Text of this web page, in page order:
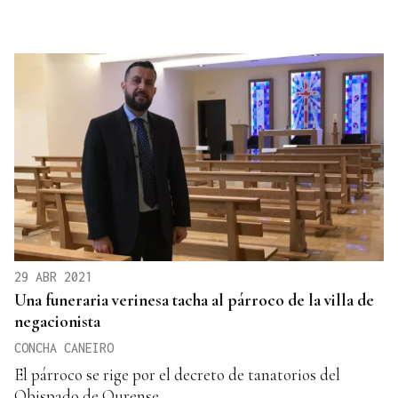
29 ABR 2021
Una funeraria verinesa tacha al párroco de la villa de
negacionista
CONCHA CANEIRO
El párroco se rige por el decreto de tanatorios del